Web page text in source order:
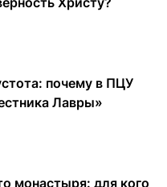
почему в ПЦУ
Лавры»
монастыря: для кого